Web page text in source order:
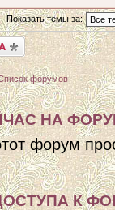
Показать темы за:
форумов
НА
форум
К